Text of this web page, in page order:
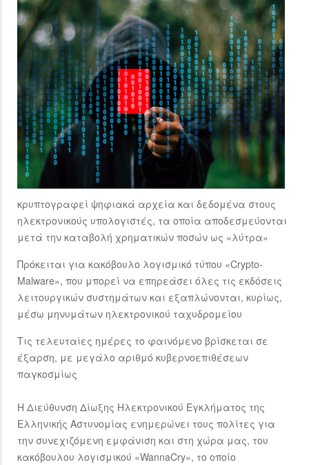
κρυπτογραφεί ψηφιακά αρχεία και δεδομένα στους
ηλεκτρονικούς υπολογιστές, τα οποία αποδεσμεύονται
μετά την καταβολή χρηματικών ποσών ως «λύτρα»
Πρόκειται για κακόβουλο λογισμικό τύπου «Crypto-
Malware», που μπορεί να επηρεάσει όλες τις εκδόσεις
λειτουργικών συστημάτων και εξαπλώνονται, κυρίως,
μέσω μηνυμάτων ηλεκτρονικού ταχυδρομείου
Τις τελευταίες ημέρες το φαινόμενο βρίσκεται σε
έξαρση, με μεγάλο αριθμό κυβερνοεπιθέσεων
παγκοσμίως
Η Διεύθυνση Δίωξης Ηλεκτρονικού Εγκλήματος της
Ελληνικής Αστυνομίας ενημερώνει τους πολίτες για
την συνεχιζόμενη εμφάνιση και στη χώρα μας, του
κακόβουλου λογισμικού «WannaCry», το οποίο